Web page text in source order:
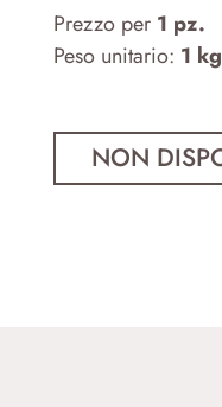
Prezzo per 1 pz.
Peso unitario: 1 kg